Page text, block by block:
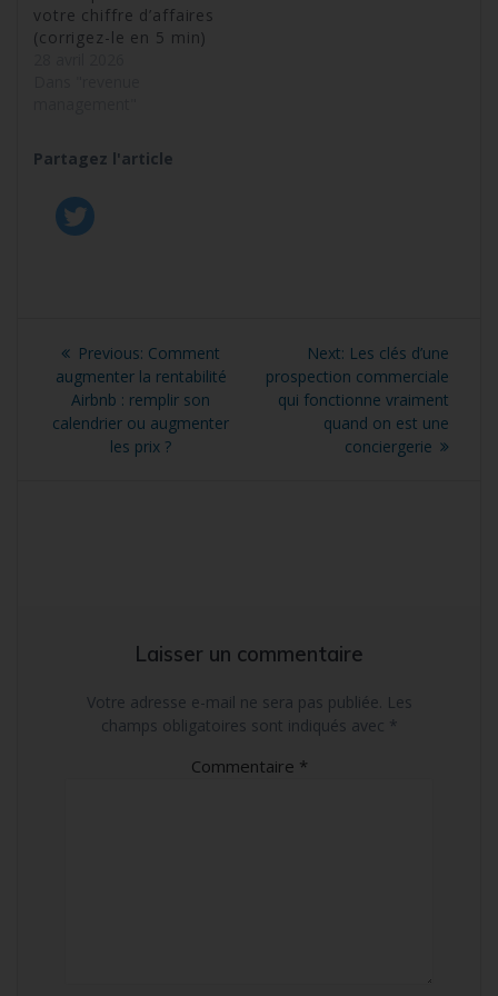
votre chiffre d’affaires
(corrigez-le en 5 min)
Partagez l'article
Navigation
l’article
Previous: Previous
post:
Comment
augmenter la rentabilité
Airbnb : remplir son
calendrier ou augmenter
les prix ?
Next: Next
post:
Les clés d’une
prospection commerciale
qui fonctionne vraiment
quand on est une
conciergerie
Laisser un commentaire
Votre adresse e-mail ne sera pas publiée. Les
champs obligatoires sont indiqués avec *
Commentaire *